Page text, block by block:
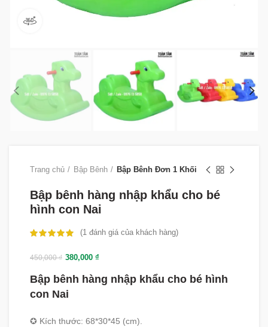
Trang chủ Bập Bênh Bập Bênh Đơn 1 Khối
Bập bênh hàng nhập khẩu cho bé
hình con Nai
(1 đánh giá của khách hàng)
450,000₫ 380,000 ₫
Bập bênh hàng nhập khẩu cho bé hình
con Nai
✪ Kích thước: 68*30*45 (cm).